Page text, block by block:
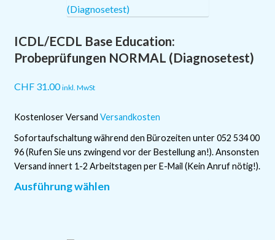
Die
können
auf
werden
ICDL/ECDL Base Education:
Probeprüfungen NORMAL (Diagnosetest)
CHF31.00 inkl. MwSt
Kostenloser Versand Versandkosten
Sofortaufschaltung während den Bürozeiten unter 052 534 00
96 (Rufen Sie uns zwingend vor der Bestellung an!). Ansonsten
Versand innert 1-2 Arbeitstagen per E-Mail (Kein Anruf nötig!).
Ausführung wählenDieses